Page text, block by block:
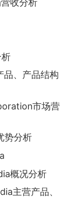
收分析
、产品结构
市场营
势分析
概况分析
主营产品、